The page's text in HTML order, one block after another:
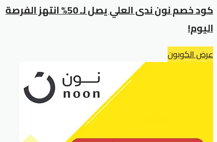
كود خصم نون ندى العلي يصل لـ 50% انتهز الفرصة
اليوم!
عرض الكوبون